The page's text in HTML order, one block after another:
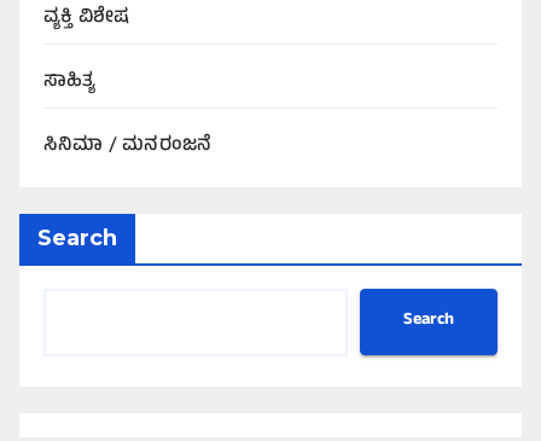
ವ್ಯಕ್ತಿ ವಿಶೇಷ
ಸಾಹಿತ್ಯ
ಸಿನಿಮಾ / ಮನರಂಜನೆ
Search
Search